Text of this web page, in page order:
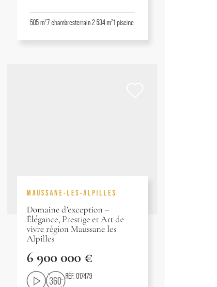
505 m²7chambresterrain 2 534 m²1piscine
MAUSSANE-LES-ALPILLES
Domaine d’exception –
Élégance, Prestige et Art de
vivre région Maussane les
Alpilles
6 900 000 €
RÉF. 017479